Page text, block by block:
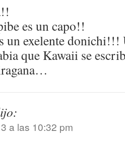
es un capo!!
un exelente
que Kawaii se
a las 10:32 pm